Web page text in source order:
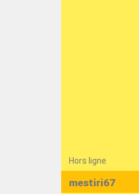
Hors ligne
mestiri67